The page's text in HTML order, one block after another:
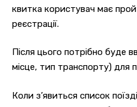
квитка користувач має
реєстрації.
Після цього потрібно буде
місце, тип транспорту) для
Коли з’явиться список